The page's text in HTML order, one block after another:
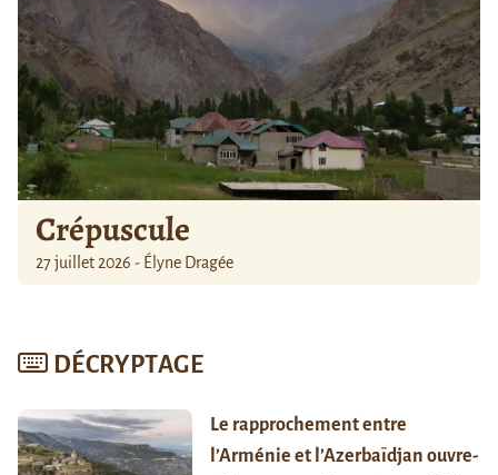
Crépuscule
27 juillet 2026 - Élyne Dragée
DÉCRYPTAGE
Le rapprochement entre
l’Arménie et l’Azerbaïdjan ouvre-